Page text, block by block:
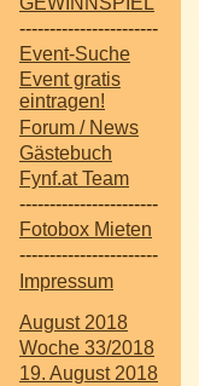
-----------------------
Event-Suche
Event gratis
eintragen!
Forum / News
Gästebuch
Fynf.at Team
-----------------------
Fotobox Mieten
-----------------------
Impressum
August 2018
Woche 33/2018
19. August 2018